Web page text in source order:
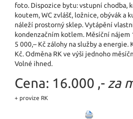
foto. Dispozice bytu: vstupní chodba,
koutem, WC zvlášť, ložnice, obývák a
náleží prostorný sklep. Vytápění
kondenzačním kotlem. Měsíční nájem
5 000,– Kč zálohy na služby a energie.
Kč. Odměna RK ve výši jednoho
Volné ihned.
Cena: 16.000 ,- za
+ provize RK